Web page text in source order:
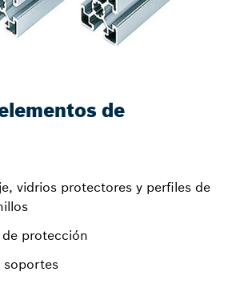
de
vidrios protectores y perfiles de
protección
soportes